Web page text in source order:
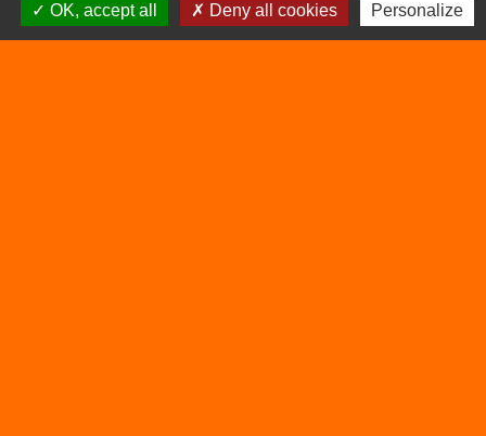
Liens
OK, accept all
Deny all cookies Personalize